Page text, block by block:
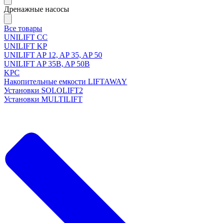
Дренажные насосы
Все товары
UNILIFT CC
UNILIFT KP
UNILIFT AP 12, AP 35, AP 50
UNILIFT AP 35B, AP 50B
KPC
Накопительные емкости LIFTAWAY
Установки SOLOLIFT2
Установки MULTILIFT